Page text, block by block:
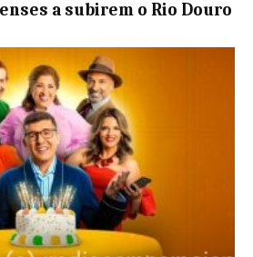
a subirem o Rio Douro